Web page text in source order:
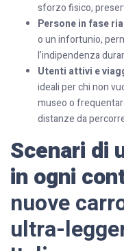
sforzo fisico,
Persone in fase
o un infortunio,
l’indipendenza
Utenti attivi e
ideali per chi non
museo o
distanze da
Scenari di
in ogni
nuove
ultra-